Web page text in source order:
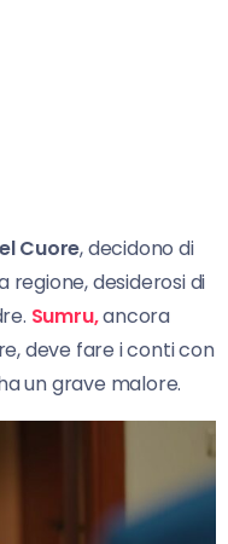
Cuore, decidono di
desiderosi di
Sumru,ancora
deve fare i conti con
un grave malore.